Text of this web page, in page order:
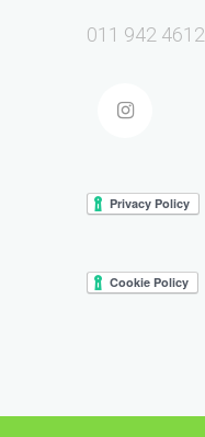
011 942 4612